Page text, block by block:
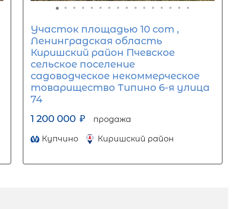
Участок площадью 10 сот ,
Ленинградская область
Киришский район Пчевское
сельское поселение
садоводческое некоммерческое
товарищество Типино 6-я улица
74
1 200 000 ₽ продажа
Купчино Киришский район